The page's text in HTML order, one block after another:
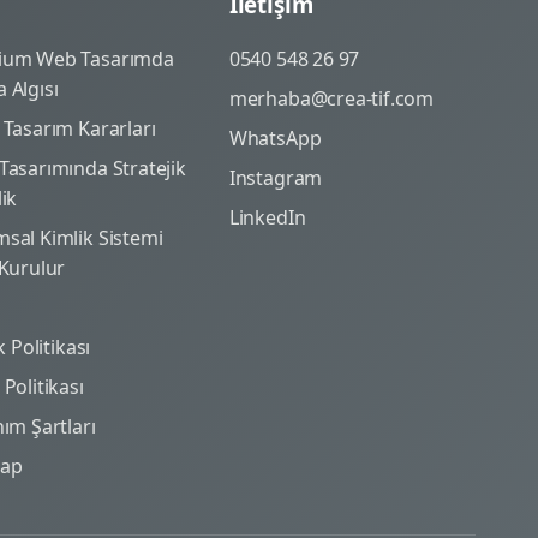
Web Tasarımda
Kararları
Stratejik
Kimlik Sistemi
Politikası
Şartları
0540 548 26 97
merhaba@crea-tif.com
WhatsApp
Instagram
LinkedIn